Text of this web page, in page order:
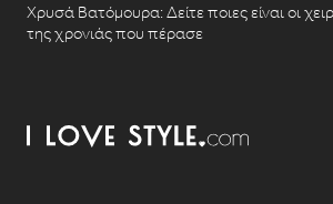
Χρυσά Βατόμουρα: Δείτε ποιες είναι οι
της χρονιάς που πέρασε